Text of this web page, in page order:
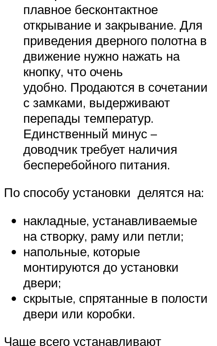
плавное бесконтактное
открывание и закрывание. Для
приведения дверного полотна в
движение нужно нажать на
кнопку, что очень
удобно. Продаются в сочетании
с замками, выдерживают
перепады температур.
Единственный минус –
доводчик требует наличия
бесперебойного питания.
По способу установки делятся на:
накладные, устанавливаемые
на створку, раму или петли;
напольные, которые
монтируются до установки
двери;
скрытые, спрятанные в полости
двери или коробки.
Чаще всего устанавливают